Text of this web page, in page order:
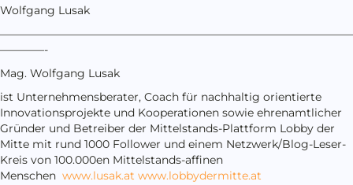
Wolfgang Lusak
————————————————————————————————
————-
Mag. Wolfgang Lusak
ist Unternehmensberater, Coach für nachhaltig orientierte
Innovationsprojekte und Kooperationen sowie ehrenamtlicher
Gründer und Betreiber der Mittelstands-Plattform Lobby der
Mitte mit rund 1000 Follower und einem Netzwerk/Blog-Leser-
Kreis von 100.000en Mittelstands-affinen
Menschen www.lusak.at www.lobbydermitte.at